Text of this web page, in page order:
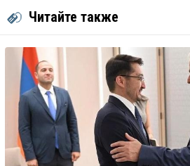
Читайте также